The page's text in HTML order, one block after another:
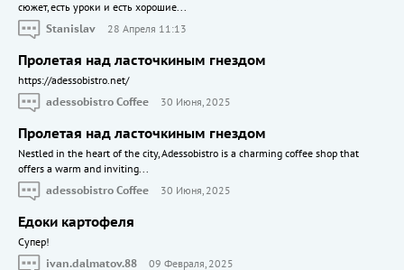
сюжет, есть уроки и есть хорошие...
Stanislav
28 Апреля 11:13
Пролетая над ласточкиным гнездом
https://adessobistro.net/
adessobistro Coffee
30 Июня, 2025
Пролетая над ласточкиным гнездом
Nestled in the heart of the city, Adessobistro is a charming coffee shop that
offers a warm and inviting...
adessobistro Coffee
30 Июня, 2025
Едоки картофеля
Cупер!
ivan.dalmatov.88
09 Февраля, 2025